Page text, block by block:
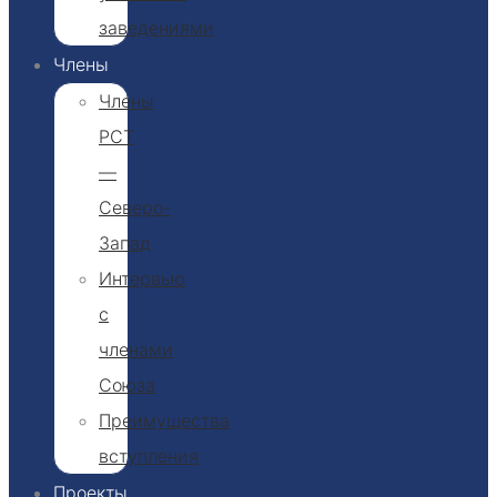
заведениями
Члены
Члены
РСТ
—
Северо-
Запад
Интервью
с
членами
Союза
Преимущества
вступления
Проекты